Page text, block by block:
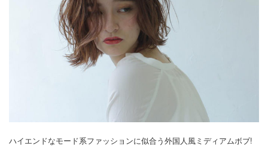
ハイエンドなモード系ファッションに似合う外国人風ミディアムボブ!